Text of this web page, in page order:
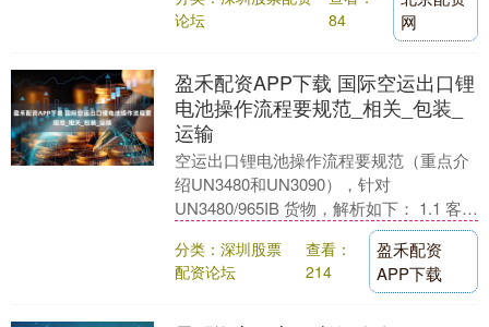
论坛
84
网
盈禾配资APP下载 国际空运出口锂
电池操作流程要规范_相关_包装_
运输
空运出口锂电池操作流程要规范（重点介
绍UN3480和UN3090），针对
UN3480/965IB 货物，解析如下： 1.1 客机
禁运，仅限货机运输； 1.2 每....
分类：深圳股票
配资论坛
查看：
214
盈禾配资
APP下载